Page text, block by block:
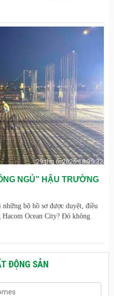
NGỦ” HẬU TRƯỜNG
bộ hồ sơ được duyệt, điều
Ocean City? Đó không
ĐỘNG SẢN